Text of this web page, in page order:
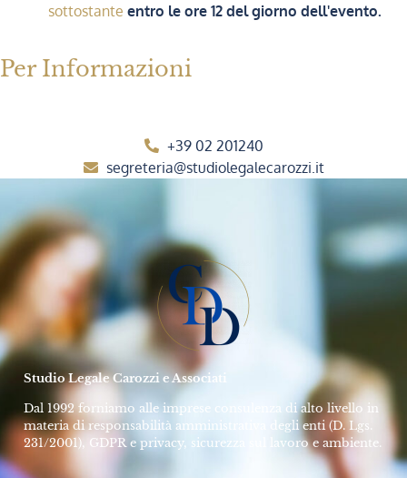
sottostante entro le ore 12 del giorno dell'evento.
Per Informazioni
+39 02 201240
segreteria@studiolegalecarozzi.it
Studio Legale Carozzi e Associati
Dal 1992 forniamo alle imprese consulenza di alto livello in
materia di responsabilità amministrativa degli enti (D. Lgs.
231/2001), GDPR e privacy, sicurezza sul lavoro e ambiente.